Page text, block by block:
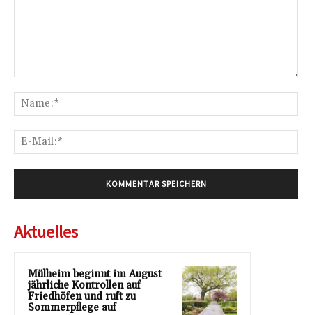
Aktuelles
Mülheim beginnt im August
jährliche Kontrollen auf
Friedhöfen und ruft zu
Sommerpflege auf